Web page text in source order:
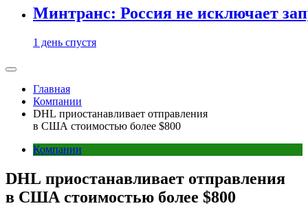
Минтранс: Россия не исключает
1 день спустя
Главная
Компании
DHL приостанавливает отправления
в США стоимостью более $800
Компании
DHL приостанавливает отправления
в США стоимостью более $800